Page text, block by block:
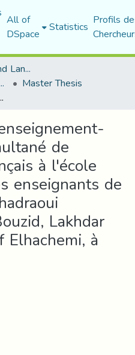
All of
DSpace Statistics Profils
Faculty of Letters and Languages
and Literature Master Thesis
:Khadraoui Elmokhtar, DahiaBouzid, Lakhdar Iomar, et Abdelatif Elhachemi, à M’sila
de
à l'école
enseignants de
Lakhdar
à